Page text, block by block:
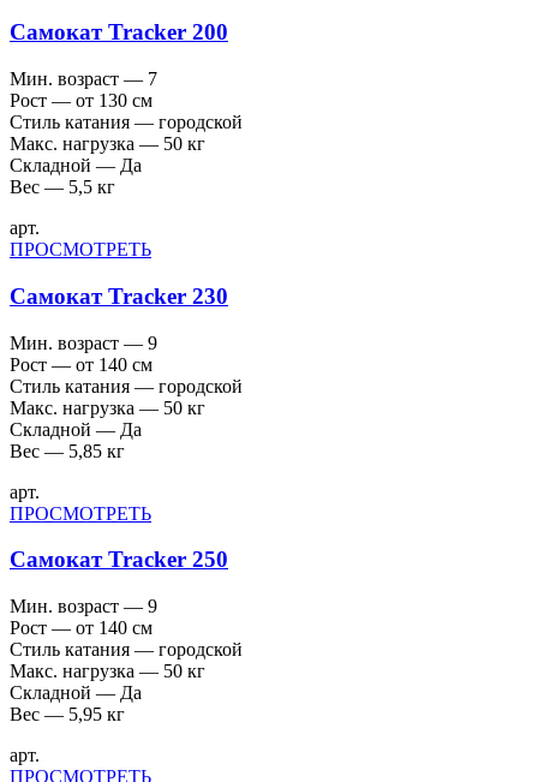
Самокат Tracker 200
Мин. возраст — 7
Рост — от 130 см
Стиль катания — городской
Макс. нагрузка — 50 кг
Складной — Да
Вес — 5,5 кг
арт.
ПРОСМОТРЕТЬ
Самокат Tracker 230
Мин. возраст — 9
Рост — от 140 см
Стиль катания — городской
Макс. нагрузка — 50 кг
Складной — Да
Вес — 5,85 кг
арт.
ПРОСМОТРЕТЬ
Самокат Tracker 250
Мин. возраст — 9
Рост — от 140 см
Стиль катания — городской
Макс. нагрузка — 50 кг
Складной — Да
Вес — 5,95 кг
арт.
ПРОСМОТРЕТЬ